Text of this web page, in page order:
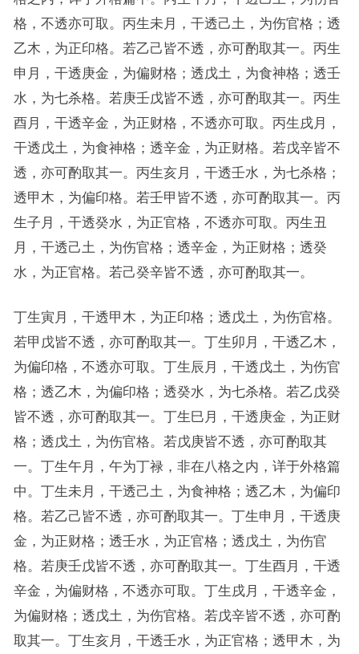
格，不透亦可取。丙生未月，干透己土，为伤官格；透
乙木，为正印格。若乙己皆不透，亦可酌取其一。丙生
申月，干透庚金，为偏财格；透戊土，为食神格；透壬
水，为七杀格。若庚壬戊皆不透，亦可酌取其一。丙生
酉月，干透辛金，为正财格，不透亦可取。丙生戌月，
干透戊土，为食神格；透辛金，为正财格。若戊辛皆不
透，亦可酌取其一。丙生亥月，干透壬水，为七杀格；
透甲木，为偏印格。若壬甲皆不透，亦可酌取其一。丙
生子月，干透癸水，为正官格，不透亦可取。丙生丑
月，干透己土，为伤官格；透辛金，为正财格；透癸
水，为正官格。若己癸辛皆不透，亦可酌取其一。
丁生寅月，干透甲木，为正印格；透戊土，为伤官格。
若甲戊皆不透，亦可酌取其一。丁生卯月，干透乙木，
为偏印格，不透亦可取。丁生辰月，干透戊土，为伤官
格；透乙木，为偏印格；透癸水，为七杀格。若乙戊癸
皆不透，亦可酌取其一。丁生巳月，干透庚金，为正财
格；透戊土，为伤官格。若戊庚皆不透，亦可酌取其
一。丁生午月，午为丁禄，非在八格之内，详于外格篇
中。丁生未月，干透己土，为食神格；透乙木，为偏印
格。若乙己皆不透，亦可酌取其一。丁生申月，干透庚
金，为正财格；透壬水，为正官格；透戊土，为伤官
格。若庚壬戊皆不透，亦可酌取其一。丁生酉月，干透
辛金，为偏财格，不透亦可取。丁生戌月，干透辛金，
为偏财格；透戊土，为伤官格。若戊辛皆不透，亦可酌
取其一。丁生亥月，干透壬水，为正官格；透甲木，为